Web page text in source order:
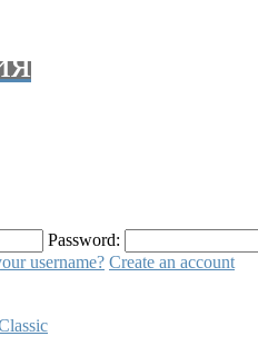
Password:
username? Create an account